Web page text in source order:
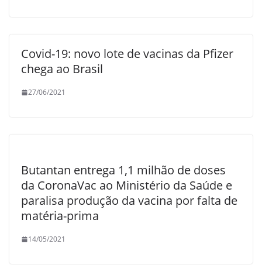
Covid-19: novo lote de vacinas da Pfizer
chega ao Brasil
27/06/2021
Butantan entrega 1,1 milhão de doses
da CoronaVac ao Ministério da Saúde e
paralisa produção da vacina por falta de
matéria-prima
14/05/2021